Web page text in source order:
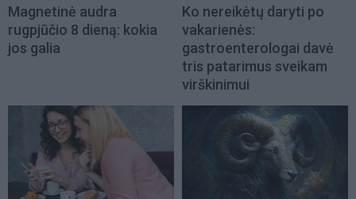
Magnetinė audra
rugpjūčio 8 dieną: kokia
jos galia
Ko nereikėtų daryti po
vakarienės:
gastroenterologai davė
tris patarimus sveikam
virškinimui